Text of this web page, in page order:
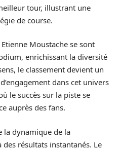
tour, illustrant une
de course.
Moustache se sont
enrichissant la diversité
le classement devient un
dans cet univers
le succès sur la piste se
auprès des fans.
la dynamique de la
résultats instantanés. Le